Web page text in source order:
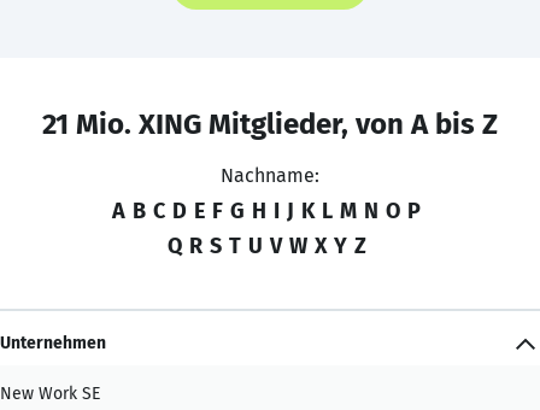
21 Mio. XING Mitglieder, von A bis Z
Nachname:
A B C D E F G H I J K L M N O P
Q R S T U V W X Y Z
Unternehmen
New Work SE